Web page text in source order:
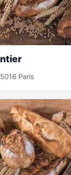
Paris